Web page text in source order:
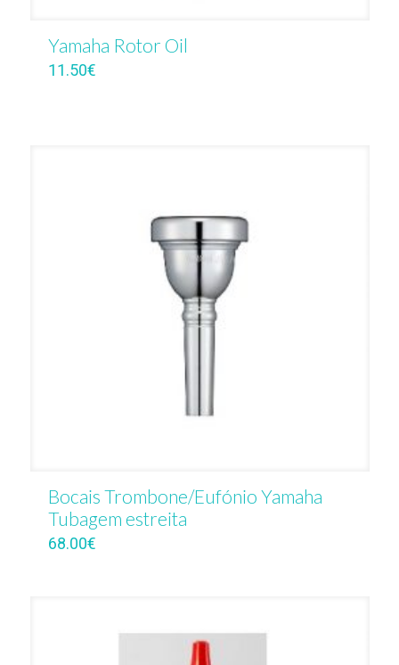
Yamaha Rotor Oil
11.50€
Bocais Trombone/Eufónio Yamaha
Tubagem estreita
68.00€